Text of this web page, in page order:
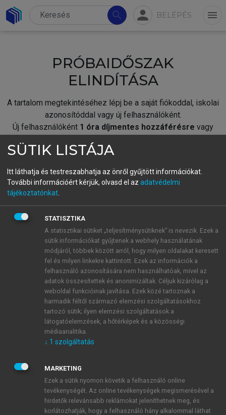
search person BELÉPÉS menu
PRÓBAIDŐSZAK
ELINDÍTÁSA
A tartalom megtekintéséhez lépj be a saját fiókoddal, iskolai
azonosítóddal vagy új felhasználóként.
Új felhasználóként 1 óra díjmentes hozzáférésre vagy
fiókoddal,vagy hozz létre új fiókot.
A regisztráció után apróbaidőszakautomatikusan
BELÉPÉS SAJÁT FIÓKKAL
ÚJ FIÓK LÉTREHOZÁSA
1 óra díjmentes hozzáférés
E-MAIL-CÍM
JELSZÓ
JELSZÓ ÚJRA
SÜTIK LISTÁJA
Itt láthatja és testreszabhatja az önről gyűjtött információkat.
További információért kérjük, olvasd el az adatvédelmi
tájékoztatónkat
STATISZTIKA
A statisztikai sütiket „teljesítménysütiknek” is nevezik. Ezek a
sütik információkat gyűjtenek a webhely használatának
módjáról, többek között arról, hogy milyen oldalakat keresett
fel és milyen linkekre kattintott. Ezek az információk a
felhasználó azonosítására nem használhatóak, mivel az
adatok összesítettek és anonimizáltak. Céljuk kizárólag a
weboldal funkcióinak javítása. Ezek közé tartoznak a
harmadik féltől származó elemzési szolgáltatásokhoz
tartozó sütik; ilyen elemzési szolgáltatások a
látogatóelemzések, a hőtérképek és a közösségi
médiaanalitika.
↓ 1 szolgáltatás
MARKETING
Ezek a sütik nyomon követik a felhasználó online
tevékenységét. Az online tevékenységek megismerésével a
hirdetők relevánsabb reklámokat jeleníthetnek meg, és
korlátozhatják, hogy a felhasználó hány alkalommal láthat